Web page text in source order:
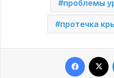
проблемы
протечка